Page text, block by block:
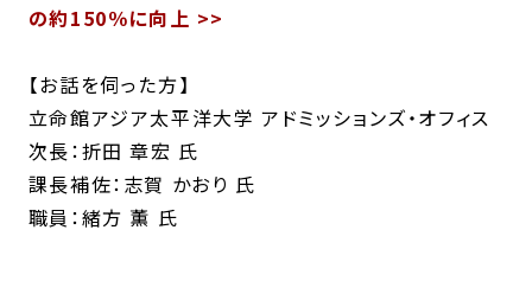
の約150％に向上 >>
【お話を伺った方】
立命館アジア太平洋大学 アドミッションズ・オフィス
次長：折田 章宏 氏
課長補佐：志賀 かおり 氏
職員：緒方 薫 氏